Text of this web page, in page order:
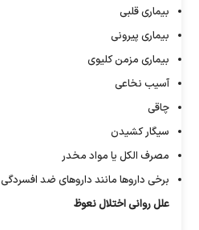
بیماری قلبی
بیماری پیرونی
بیماری مزمن کلیوی
آسیب نخاعی
چاقی
سیگار کشیدن
مصرف الکل یا مواد مخدر
برخی دارو‌ها مانند دارو‌های ضد افسردگی
علل روانی اختلال نعوظ